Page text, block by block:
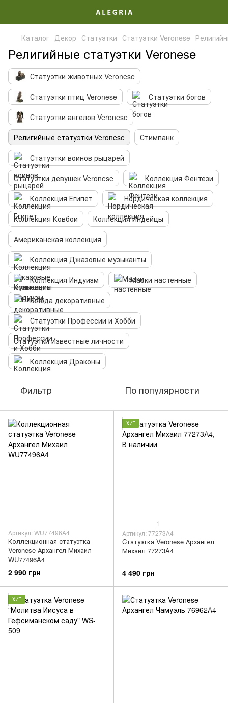
Каталог Декор Статуэтки Статуэтки Veronese
Религийные статуэтки Veronese
Статуэтки животных Veronese
Статуэтки птиц Veronese
Статуэтки богов
Статуэтки ангелов Veronese
Религийные статуэтки Veronese
Стимпанк
Статуэтки воинов рыцарей
Статуэтки девушек Veronese
Коллекция Фентези
Коллекция Египет
Нордическая коллекция
Коллекция Ковбои
Коллекция Индейцы
Американская коллекция
Коллекция Джазовые музыканты
Коллекция Индуизм
Маски настенные
Блюда декоративные
Статуэтки Профессии и Хобби
Статуэтки Известные личности
Коллекция Драконы
Фильтр По популярности
Артикул: WU77496A4
Коллекционная статуэтка
Veronese Архангел Михаил
WU77496A4
2 990 грн
ХИТ
1
Артикул: 77273A4
Cтатуэтка Veronese Архангел
Михаил 77273A4
4 490 грн
ХИТ